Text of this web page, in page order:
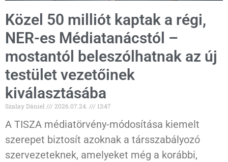
Közel 50 milliót kaptak a régi,
NER-es Médiatanácstól –
mostantól beleszólhatnak az új
testület vezetőinek
kiválasztásába
Szalay Dániel 2026.07.24. 13:47
A TISZA médiatörvény-módosítása kiemelt
szerepet biztosít azoknak a társszabályozó
szervezeteknek, amelyeket még a korábbi,